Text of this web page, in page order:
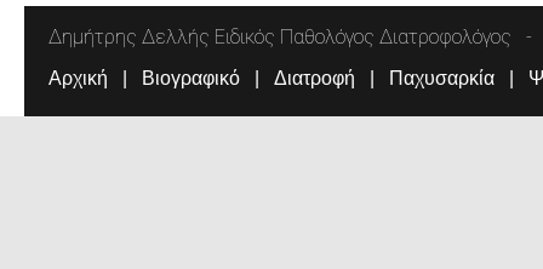
Δημήτρης Δελλής Ειδικός Παθολόγος Διατροφολόγος
Αρχική Βιογραφικό Διατροφή Παχυσαρκία